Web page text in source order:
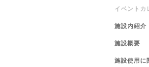
イベントカ
施設内紹介
施設概要
施設使用に